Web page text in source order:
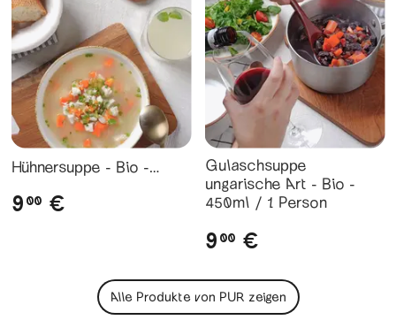
Hühnersuppe - Bio -
9 00 €
Gulaschsuppe
ungarische Art - Bio -
450ml / 1 Person
9 00 €
Alle Produkte von PUR zeigen